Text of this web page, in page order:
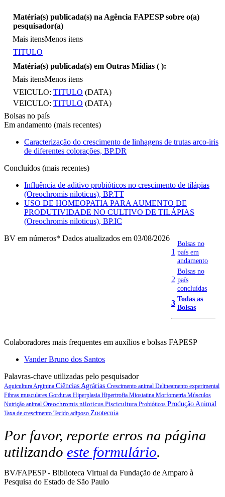
Matéria(s) publicada(s) na Agência FAPESP sobre o(a)
pesquisador(a)
Mais itensMenos itens
TITULO
Matéria(s) publicada(s) em Outras Mídias ( ):
Mais itensMenos itens
VEICULO: TITULO (DATA)
VEICULO: TITULO (DATA)
Bolsas no país
Em andamento (mais recentes)
Caracterização do crescimento de linhagens de trutas arco-iris
de diferentes colorações, BP.DR
Concluídos (mais recentes)
Influência de aditivo probióticos no crescimento de tilápias
(Oreochromis niloticus), BP.TT
USO DE HOMEOPATIA PARA AUMENTO DE
PRODUTIVIDADE NO CULTIVO DE TILÁPIAS
(Oreochromis niloticus), BP.IC
BV em números* Dados atualizados em 03/08/2026
1
Bolsas no
país em
andamento
2
Bolsas no
país
concluídas
3 Todas as
Bolsas
Colaboradores mais frequentes em auxílios e bolsas FAPESP
Vander Bruno dos Santos
Palavras-chave utilizadas pelo pesquisador
Aquicultura Arginina Ciências Agrárias Crescimento animal Delineamento experimental
Fibras musculares Gorduras Hiperplasia Hipertrofia Miostatina Morfometria Músculos
Nutrição animal Oreochromis niloticus Piscicultura Probióticos Produção Animal
Taxa de crescimento Tecido adiposo Zootecnia
Por favor, reporte erros na página
utilizando este formulário.
BV/FAPESP - Biblioteca Virtual da Fundação de Amparo à
Pesquisa do Estado de São Paulo